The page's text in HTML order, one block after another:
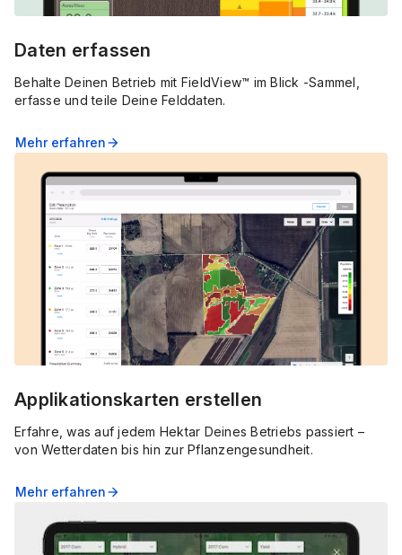
Daten erfassen
Behalte Deinen Betrieb mit FieldView™ im Blick -Sammel,
erfasse und teile Deine Felddaten.
Mehr erfahrenarrow_forward
Applikationskarten erstellen
Erfahre, was auf jedem Hektar Deines Betriebs passiert –
von Wetterdaten bis hin zur Pflanzengesundheit.
Mehr erfahrenarrow_forward